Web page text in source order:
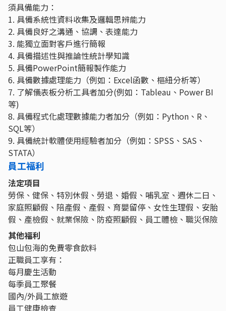
須具備能力：
1. 具備系統性資料收集及邏輯思辨能力
2. 具備良好之溝通、協調、表達能力
3. 能獨立面對客戶進行簡報
4. 具備描述性與推論性統計學知識
5. 具備PowerPoint簡報製作能力
6. 具備數據處理能力（例如：Excel函數、樞紐分析等）
7. 了解儀表板分析工具者加分(例如：Tableau、Power BI
等)
8. 具備程式化處理數據能力者加分（例如：Python、R、
SQL等）
9. 具備統計軟體使用經驗者加分（例如：SPSS、SAS、
STATA）
員工福利
法定項目
勞保、健保、特別休假、勞退、婚假、哺乳室、週休二日、
家庭照顧假、陪產假、產假、育嬰留停、女性生理假、安胎
假、產檢假、就業保險、防疫照顧假、員工體檢、職災保險
其他福利
包山包海的免費零食飲料
正職員工享有：
每月慶生活動
每季員工聚餐
國內/外員工旅遊
員工健康檢查